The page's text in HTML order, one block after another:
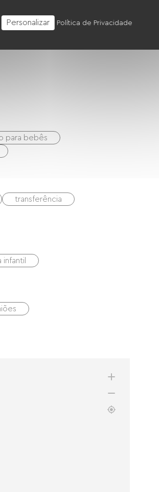
para bebês
transferência
infantil
Personalizar Política de Privacidade